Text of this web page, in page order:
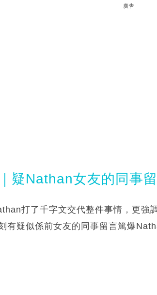
廣告
疑Nathan女友的同事留
打了千字文交代整件事情，更強
有疑似係前女友的同事留言篤爆